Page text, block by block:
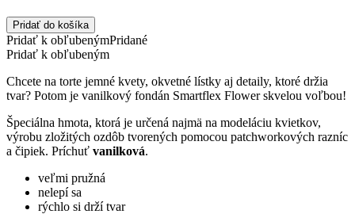
Pridať do košíka
Pridať k obľubenýmPridané
Pridať k obľubeným
Chcete na torte jemné kvety, okvetné lístky aj detaily, ktoré držia
tvar? Potom je vanilkový fondán Smartflex Flower skvelou voľbou!
Špeciálna hmota, ktorá je určená najmä na modeláciu kvietkov,
výrobu zložitých ozdôb tvorených pomocou patchworkových razníc
a čipiek. Príchuť vanilková.
veľmi pružná
nelepí sa
rýchlo si drží tvar